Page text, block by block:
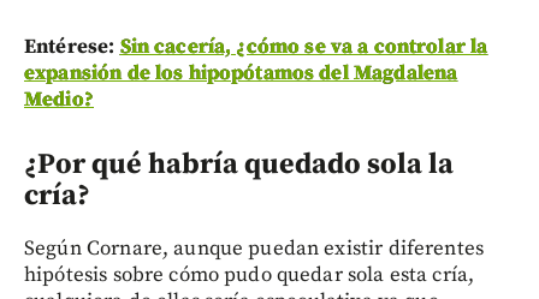
Entérese: Sin cacería, ¿cómo se va a controlar la
expansión de los hipopótamos del Magdalena
Medio?
¿Por qué habría quedado sola la
cría?
Según Cornare, aunque puedan existir diferentes
hipótesis sobre cómo pudo quedar sola esta cría,